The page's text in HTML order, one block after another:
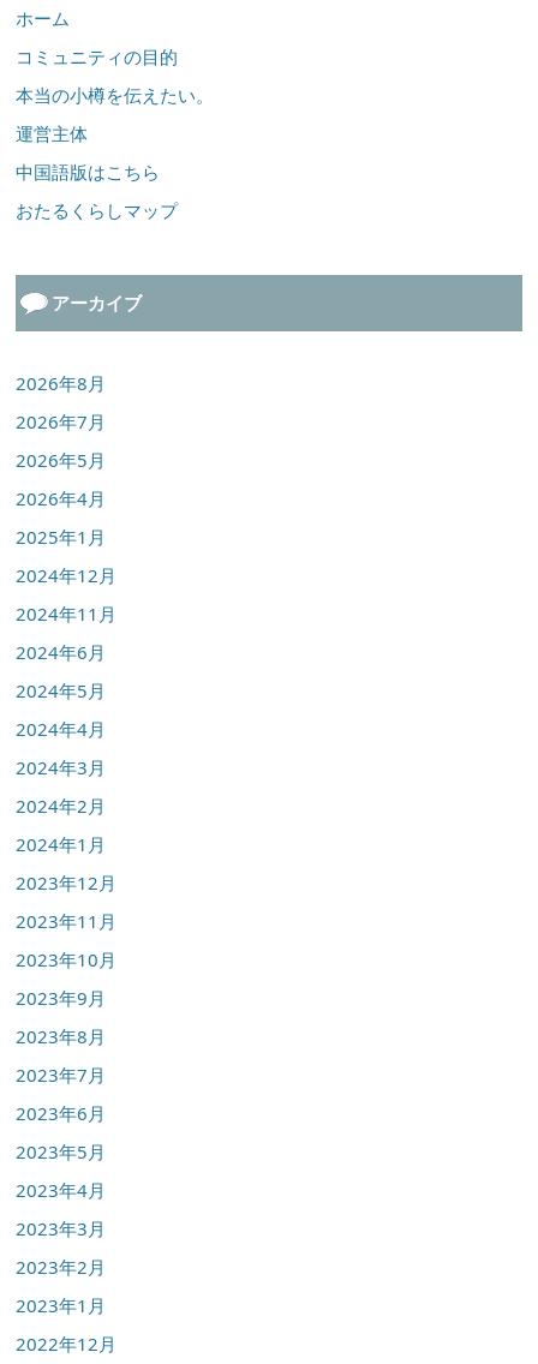
ホーム
コミュニティの目的
本当の小樽を伝えたい。
運営主体
中国語版はこちら
おたるくらしマップ
アーカイブ
2026年8月
2026年7月
2026年5月
2026年4月
2025年1月
2024年12月
2024年11月
2024年6月
2024年5月
2024年4月
2024年3月
2024年2月
2024年1月
2023年12月
2023年11月
2023年10月
2023年9月
2023年8月
2023年7月
2023年6月
2023年5月
2023年4月
2023年3月
2023年2月
2023年1月
2022年12月